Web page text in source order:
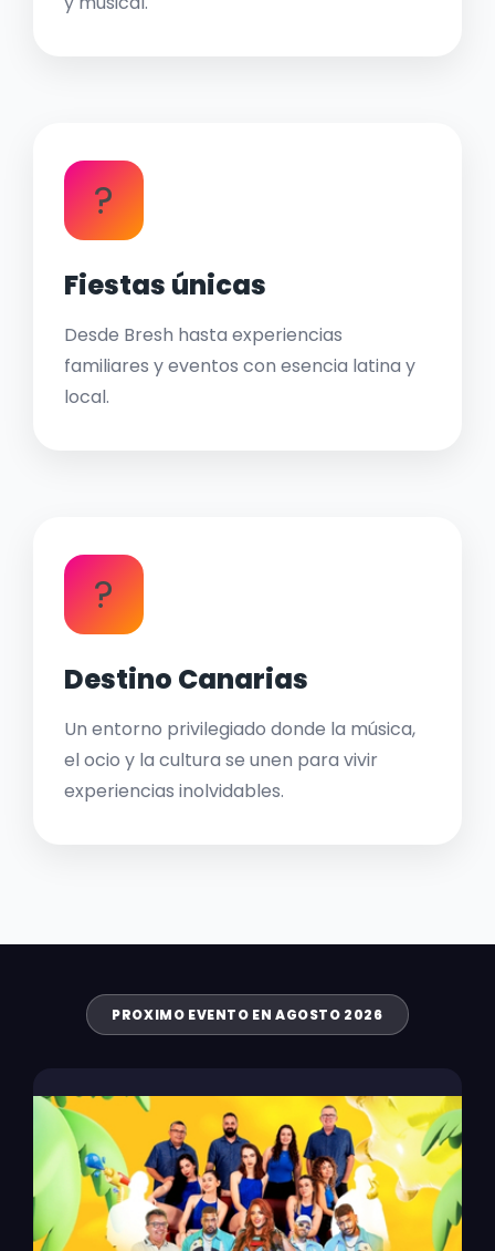
?
Fiestas únicas
Desde Bresh hasta experiencias
familiares y eventos con esencia latina y
local.
?
Destino Canarias
Un entorno privilegiado donde la música,
el ocio y la cultura se unen para vivir
experiencias inolvidables.
PROXIMO EVENTO EN AGOSTO 2026